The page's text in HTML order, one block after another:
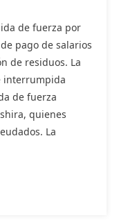
de fuerza por
pago de salarios
de residuos. La
interrumpida
de fuerza
quienes
La